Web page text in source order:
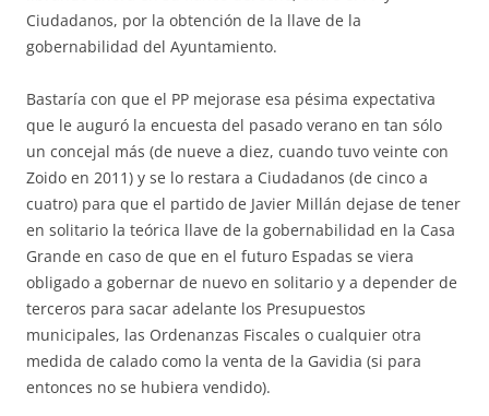
Ciudadanos, por la obtención de la llave de la
gobernabilidad del Ayuntamiento.
Bastaría con que el PP mejorase esa pésima expectativa
que le auguró la encuesta del pasado verano en tan sólo
un concejal más (de nueve a diez, cuando tuvo veinte con
Zoido en 2011) y se lo restara a Ciudadanos (de cinco a
cuatro) para que el partido de Javier Millán dejase de tener
en solitario la teórica llave de la gobernabilidad en la Casa
Grande en caso de que en el futuro Espadas se viera
obligado a gobernar de nuevo en solitario y a depender de
terceros para sacar adelante los Presupuestos
municipales, las Ordenanzas Fiscales o cualquier otra
medida de calado como la venta de la Gavidia (si para
entonces no se hubiera vendido).